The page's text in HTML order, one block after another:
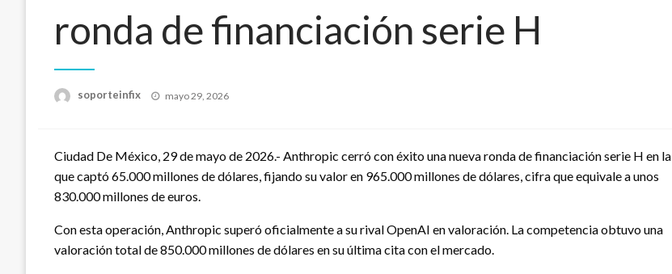
ronda de financiación serie H
soporteinfix
Publicado
mayo 29, 2026
Ciudad De México, 29 de mayo de 2026.- Anthropic cerró con éxito una nueva ronda de financiación serie H en la
que captó 65.000 millones de dólares, fijando su valor en 965.000 millones de dólares, cifra que equivale a unos
830.000 millones de euros.
Con esta operación, Anthropic superó oficialmente a su rival OpenAI en valoración. La competencia obtuvo una
valoración total de 850.000 millones de dólares en su última cita con el mercado.